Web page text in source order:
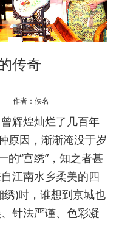
传奇
作者：佚名
辉煌灿烂了几百年
原因，渐渐淹没于岁
的“宫绣”，知之者甚
江南水乡柔美的四
)时，谁想到京城也
针法严谨、色彩凝